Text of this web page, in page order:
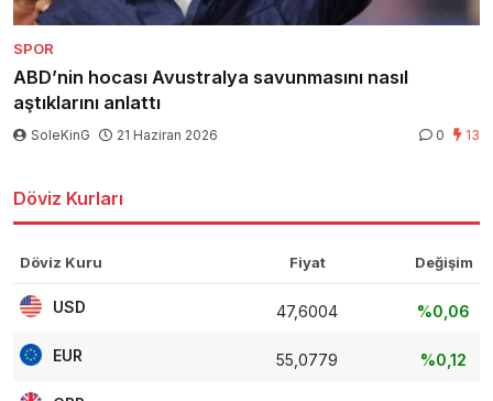
SPOR
ABD’nin hocası Avustralya savunmasını nasıl
aştıklarını anlattı
SoleKinG 21 Haziran 2026 0 13
Döviz Kurları
Döviz Kuru Fiyat Değişim
USD 47,6004 %0,06
EUR 55,0779 %0,12